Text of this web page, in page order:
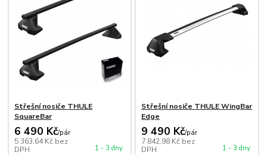
Střešní nosiče THULE
SquareBar
6 490 Kč/pár
5 363,64 Kč bez
DPH
1 - 3 dny
Střešní nosiče THULE WingBar
Edge
9 490 Kč/pár
7 842,98 Kč bez
DPH
1 - 3 dny